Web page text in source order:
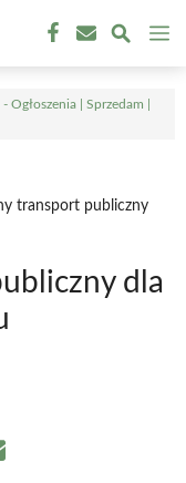
Ogłoszenia | Sprzedam |
transport publiczny
dla